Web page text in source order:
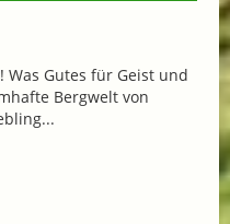
Gutes für Geist und
Bergwelt von